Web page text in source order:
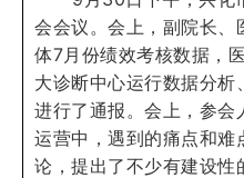
会会议。会上，副院长
体7月份绩效考核数据，
大诊断中心运行数据分
进行了通报。会上，参会
运营中，遇到的痛点和
论，提出了不少有建设